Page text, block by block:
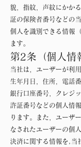
貌，指紋，声紋にかか
証の保険者番号などの
個人を識別できる情報
ます。
第2条（個人情
当社は，ユーザーが利
生年月日，住所，電話
銀行口座番号，クレジ
許証番号などの個人情
ります。また，ユーザ
なされたユーザーの個
決済に関する情報を,当